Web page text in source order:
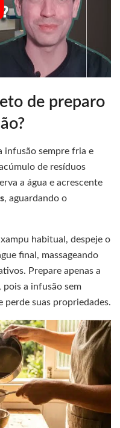
de preparo
infusão sempre fria e
de resíduos
a água e acrescente
, aguardando o
habitual, despeje o
final, massageando
Prepare apenas a
pois a infusão sem
perde suas propriedades.